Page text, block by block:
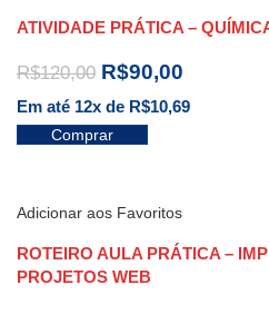
ATIVIDADE PRÁTICA –
R$120,00 R$90,00
Em até 12x de R$10,69
Comprar
Adicionar aos Favoritos
ROTEIRO AULA PRÁTICA –
PROJETOS WEB